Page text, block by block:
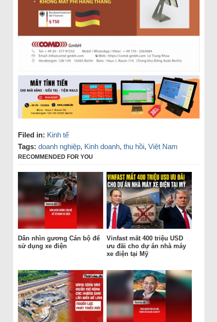
Filed in: Kinh tế
Tags: doanh nghiệp, Kinh doanh, thu hồi, Việt Nam
RECOMMENDED FOR YOU
Dân nhìn gương Cán bộ để
sử dụng xe điện
Vinfast mất 400 triệu USD
ưu đãi cho dự án nhà máy
xe điện tại Mỹ